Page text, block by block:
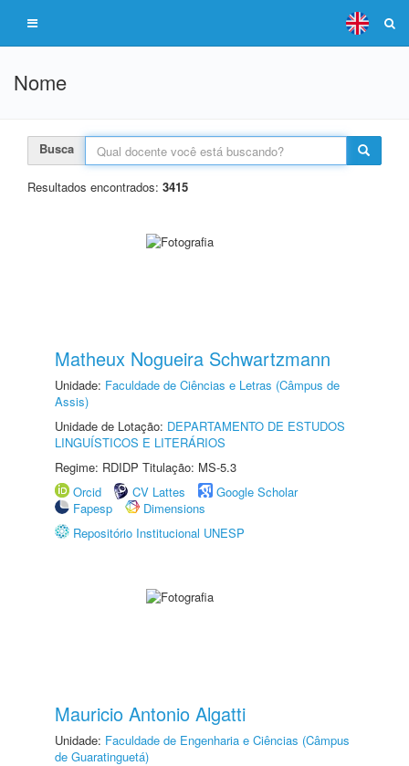
Nome
Busca
Resultados encontrados: 3415
Matheux Nogueira Schwartzmann
Unidade: Faculdade de Ciências e Letras (Câmpus de
Assis)
Unidade de Lotação: DEPARTAMENTO DE ESTUDOS
LINGUÍSTICOS E LITERÁRIOS
Regime: RDIDP Titulação: MS-5.3
Orcid
CV Lattes
Google Scholar
Fapesp
Dimensions
Repositório Institucional UNESP
Mauricio Antonio Algatti
Unidade: Faculdade de Engenharia e Ciências (Câmpus
de Guaratinguetá)